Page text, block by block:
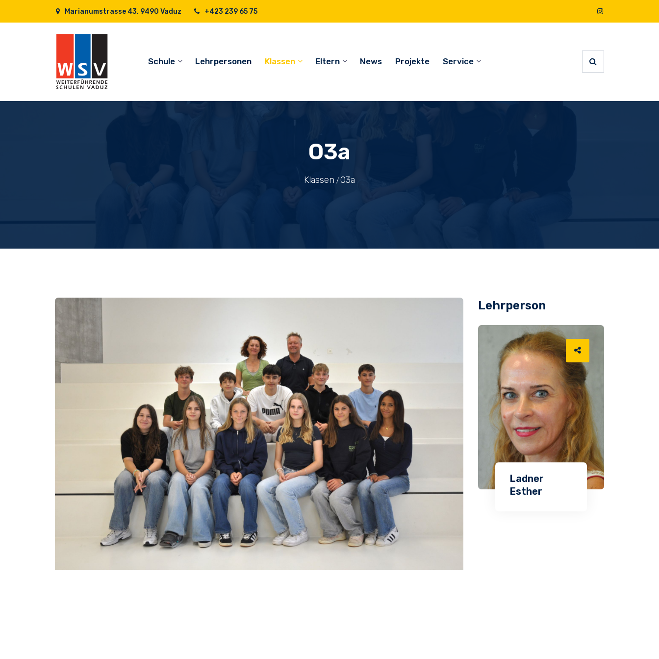
Marianumstrasse 43, 9490 Vaduz +423 239 65 75
Schule Lehrpersonen Klassen Eltern News Projekte Service
O3a
Klassen O3a
Lehrperson
Ladner
Esther